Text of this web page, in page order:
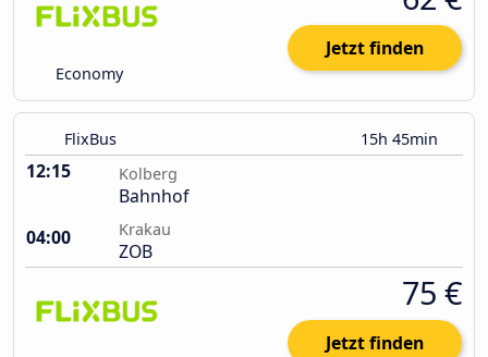
Economy
Jetzt finden
FlixBus 15h 45min
12:15 Kolberg
Bahnhof
04:00
Krakau
ZOB
75 €
Jetzt finden